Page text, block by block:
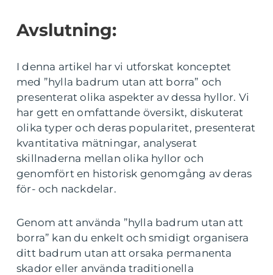
Avslutning:
I denna artikel har vi utforskat konceptet
med ”hylla badrum utan att borra” och
presenterat olika aspekter av dessa hyllor. Vi
har gett en omfattande översikt, diskuterat
olika typer och deras popularitet, presenterat
kvantitativa mätningar, analyserat
skillnaderna mellan olika hyllor och
genomfört en historisk genomgång av deras
för- och nackdelar.
Genom att använda ”hylla badrum utan att
borra” kan du enkelt och smidigt organisera
ditt badrum utan att orsaka permanenta
skador eller använda traditionella